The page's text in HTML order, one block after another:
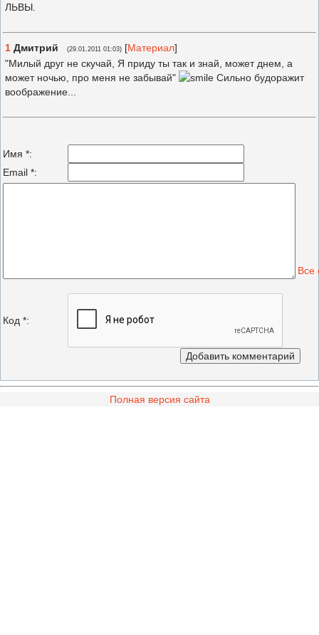
ЛЬВЫ.
1 Дмитрий (29.01.2011 01:03) [Материал]
"Милый друг не скучай, Я приду ты так и знай, может днем, а
может ночью, про меня не забывай"
Сильно будоражит
воображение...
Имя *:
Email *:
Все
Код *:
Полная версия сайта